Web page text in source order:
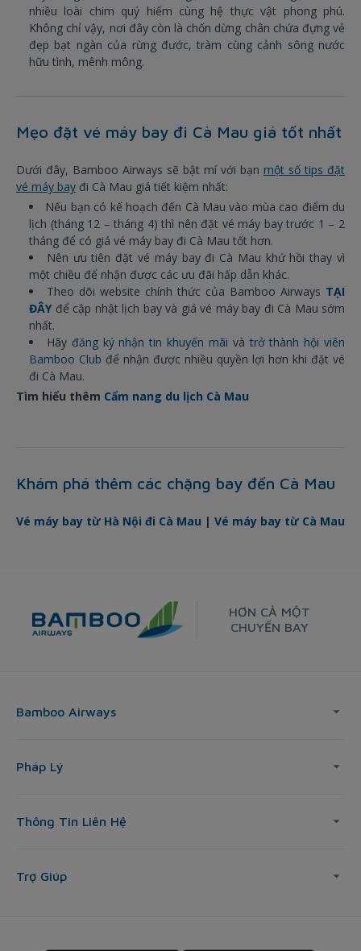
nhiều loài chim quý hiếm cùng hệ thực vật phong phú.
Không chỉ vậy, nơi đây còn là chốn dừng chân chứa đựng vẻ
đẹp bạt ngàn của rừng đước, tràm cùng cảnh sông nước
hữu tình, mênh mông.
Mẹo đặt vé máy bay đi Cà Mau giá tốt nhất
Dưới đây, Bamboo Airways sẽ bật mí với bạn một số tips đặt
vé máy bay đi Cà Mau giá tiết kiệm nhất:
Nếu bạn có kế hoạch đến Cà Mau vào mùa cao điểm du
lịch (tháng 12 – tháng 4) thì nên đặt vé máy bay trước 1 – 2
tháng để có giá vé máy bay đi Cà Mau tốt hơn.
Nên ưu tiên đặt vé máy bay đi Cà Mau khứ hồi thay vì
một chiều để nhận được các ưu đãi hấp dẫn khác.
Theo dõi website chính thức của Bamboo Airways TẠI
ĐÂY để cập nhật lịch bay và giá vé máy bay đi Cà Mau sớm
nhất.
Hãy đăng ký nhận tin khuyến mãi và trở thành hội viên
Bamboo Club để nhận được nhiều quyền lợi hơn khi đặt vé
đi Cà Mau.
Tìm hiểu thêm Cẩm nang du lịch Cà Mau
Khám phá thêm các chặng bay đến Cà Mau
Vé máy bay từ Hà Nội đi Cà Mau | Vé máy bay từ Cà Mau
HƠN CẢ MỘT
CHUYẾN BAY
Bamboo Airways
Pháp Lý
Thông Tin Liên Hệ
Trợ Giúp